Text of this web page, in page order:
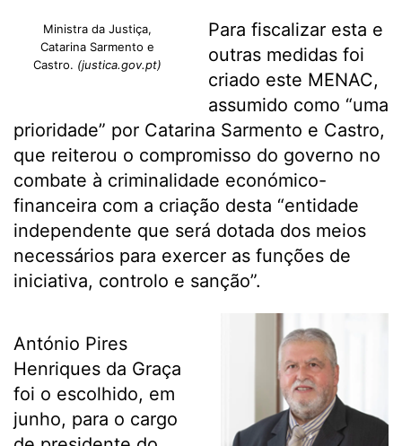
Ministra da Justiça,
Catarina Sarmento e
Castro. (justica.gov.pt)
Para fiscalizar esta e
outras medidas foi
criado este MENAC,
assumido como “uma
prioridade” por Catarina Sarmento e Castro,
que reiterou o compromisso do governo no
combate à criminalidade económico-
financeira com a criação desta “entidade
independente que será dotada dos meios
necessários para exercer as funções de
iniciativa, controlo e sanção”.
António Pires
Henriques da Graça
foi o escolhido, em
junho, para o cargo